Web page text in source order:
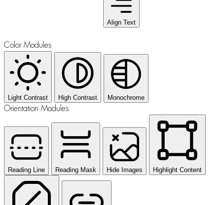
Align Text
Color Modules
Light Contrast High Contrast Monochrome
Orientation Modules
Reading Line Reading Mask Hide Images Highlight Content